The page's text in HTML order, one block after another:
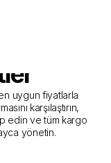
Kargo
Sunan
uygun fiyatlarla
karşılaştırın,
edin ve tüm kargo
yönetin.